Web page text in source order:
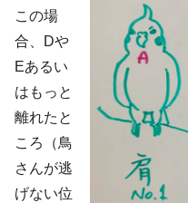
この場
合、Dや
Eあるい
はもっと
離れたと
ころ（鳥
さんが逃
げない位